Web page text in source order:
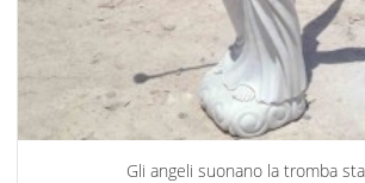
Gli angeli suonano la tromba